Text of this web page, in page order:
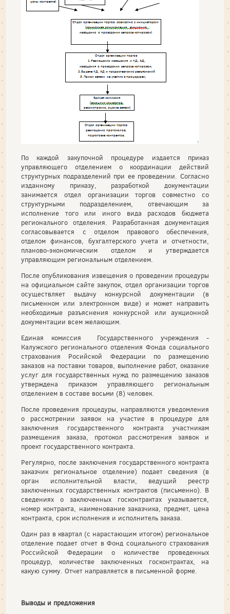
По каждой закупочной процедуре издается приказ
управляющего отделением о координации действий
структурных подразделений при ее проведении. Согласно
изданному приказу, разработкой документации
занимается отдел организации торгов совместно со
структурными подразделением, отвечающим за
исполнение того или иного вида расходов бюджета
регионального отделения. Разработанная документация
согласовывается с отделом правового обеспечения,
отделом финансов, бухгалтерского учета и отчетности,
планово-экономическим отделом и утверждается
управляющим региональным отделением.
После опубликования извещения о проведении процедуры
на официальном сайте закупок, отдел организации торгов
осуществляет выдачу конкурсной документации (в
письменном или электронном виде) и может направить
необходимые разъяснения конкурсной или аукционной
документации всем желающим.
Единая комиссия Государственного учреждения -
Калужского регионального отделения Фонда социального
страхования Росийской Федерации по размещению
заказов на поставки товаров, выполнение работ, оказание
услуг для государственных нужд по размещению заказов
утверждена приказом управляющего региональным
отделением в составе восьми (8) человек.
После проведения процедуры, направляются уведомления
о рассмотрении заявок на участие в процедуре для
заключения государственного контракта участникам
размещения заказа, протокол рассмотрения заявок и
проект государственного контракта.
Регулярно, после заключения государственного контракта
заказчик региональное отделение) подает сведения (в
орган исполнительной власти, ведущий реестр
заключенных государственных контрактов (письменно). В
сведениях о заключенных госконтрактах указывается,
номер контракта, наименование заказчика, предмет, цена
контракта, срок исполнения и исполнитель заказа.
Один раз в квартал (с нарастающим итогом) региональное
отделение подает отчет в Фонд социального страхования
Российской Федерации о количестве проведенных
процедур, количестве заключенных госконтрактах, на
какую сумму. Отчет направляется в письменной форме.
Выводы и предложения